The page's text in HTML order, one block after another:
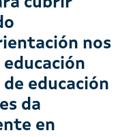
nos
educación
da
en